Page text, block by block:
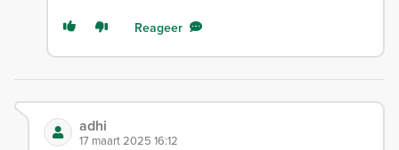
Reageer
adhi
17 maart 2025 16:12